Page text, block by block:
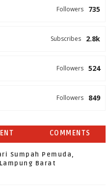
735
Followers
2.8k
Subscribes
524
Followers
849
Followers
COMMENTS
Sumpah Pemuda,
Barat